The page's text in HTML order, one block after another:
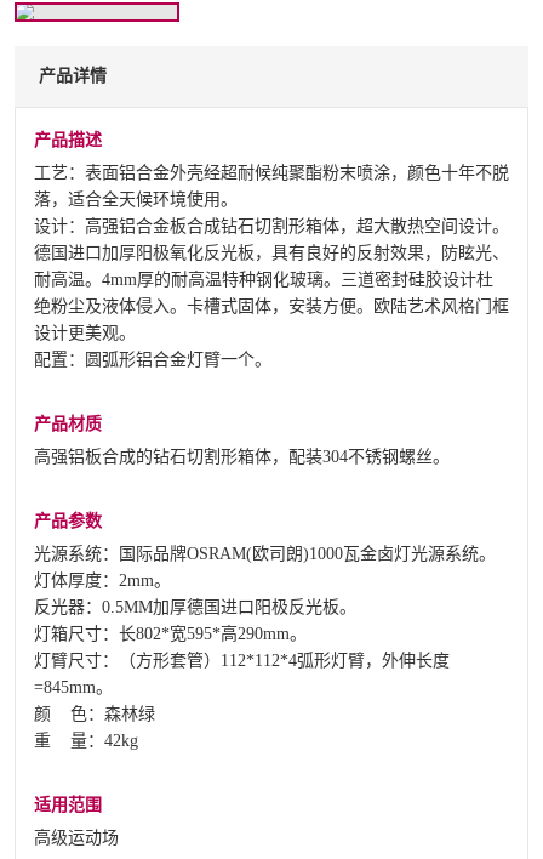
产品详情
产品描述
工艺：表面铝合金外壳经超耐候纯聚酯粉末喷涂，颜色十年不脱
落，适合全天候环境使用。
设计：高强铝合金板合成钻石切割形箱体，超大散热空间设计。
德国进口加厚阳极氧化反光板，具有良好的反射效果，防眩光、
耐高温。4mm厚的耐高温特种钢化玻璃。三道密封硅胶设计杜
绝粉尘及液体侵入。卡槽式固体，安装方便。欧陆艺术风格门框
设计更美观。
配置：圆弧形铝合金灯臂一个。
产品材质
高强铝板合成的钻石切割形箱体，配装304不锈钢螺丝。
产品参数
光源系统：国际品牌OSRAM(欧司朗)1000瓦金卤灯光源系统。
灯体厚度：2mm。
反光器：0.5MM加厚德国进口阳极反光板。
灯箱尺寸：长802*宽595*高290mm。
灯臂尺寸：（方形套管）112*112*4弧形灯臂，外伸长度
=845mm。
颜 色：森林绿
重 量：42kg
适用范围
高级运动场